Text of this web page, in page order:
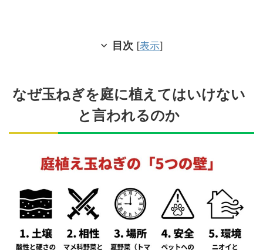
目次 [表示]
なぜ玉ねぎを庭に植えてはいけない
と言われるのか